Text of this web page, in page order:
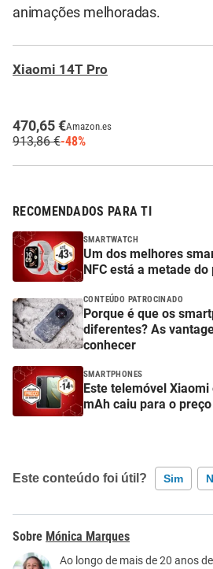
animações melhoradas.
Xiaomi 14T Pro
470,65 €Amazon.es
913,86 €-48%
RECOMENDADOS PARA TI
SMARTWATCH
Um dos melhores
NFC está a metade do
CONTEÚDO PATROCINADO
Porque é que os
diferentes? As
conhecer
SMARTPHONES
Este telemóvel
mAh caiu para o
Este conteúdo foi útil? Sim
Este conteúdo contém informação
Este conteúdo não tem a
Mónica Marques
Ao longo de mais de 20 anos